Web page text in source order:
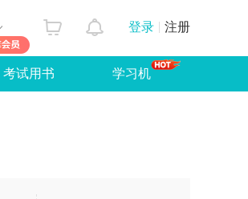
登录 注册
考试用书 学习机